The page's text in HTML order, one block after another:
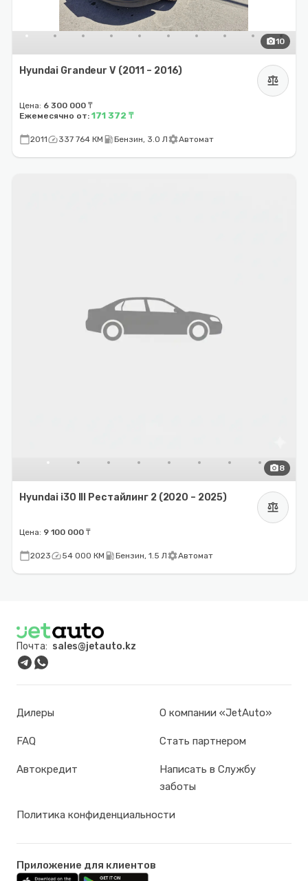
photo_camera10
Hyundai Grandeur V (2011 – 2016)
balance
Цена: 6 300 000 ₸
Ежемесячно от: 171 372 ₸
calendar_today2011speed337 764 КМ local_gas_stationБензин, 3.0 ЛsettingsАвтомат
photo_camera8
Hyundai i30 III Рестайлинг 2 (2020 – 2025)
balance
Цена: 9 100 000 ₸
calendar_today2023speed54 000 КМ local_gas_stationБензин, 1.5 ЛsettingsАвтомат
Почта: sales@jetauto.kz
Дилеры О компании «JetAuto»
FAQ Стать партнером
Автокредит
Написать в Службу
заботы
Политика конфиденциальности
Приложение для клиентов